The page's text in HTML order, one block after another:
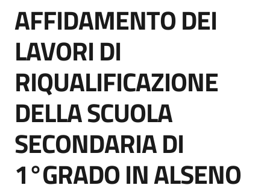
e
strumenti
acquisto
Supporto
Piattaforme
telematiche
Salta al contenuto
AFFIDAMENTO DEI
LAVORI DI
RIQUALIFICAZIONE
DELLA SCUOLA
SECONDARIA DI
1°GRADO IN ALSENO